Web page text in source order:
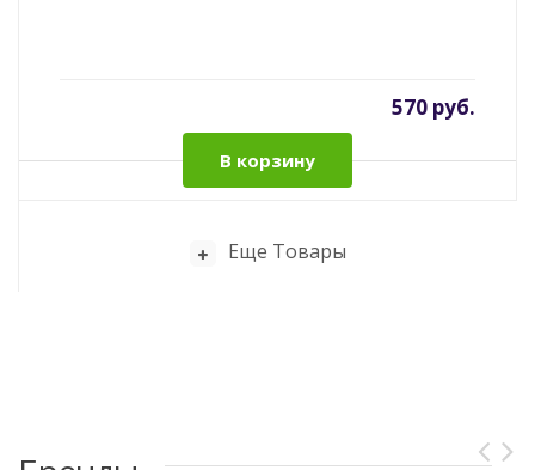
570 руб.
В корзину
Еще Товары